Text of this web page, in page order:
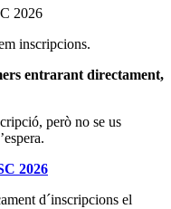
2026
inscripcions.
entrarant directament,
però no se us
2026
d´inscripcions el